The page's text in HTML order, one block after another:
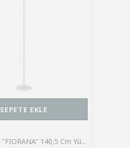
SEPETE EKLE
Eglo 901112 "FIORANA" 140,5 Cm Yüksekliğinde Çelik Köşe Lambası Lambader